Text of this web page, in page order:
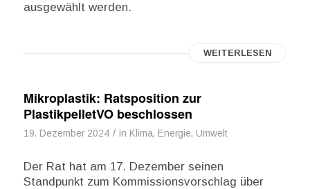
ausgewählt werden.
WEITERLESEN
Mikroplastik: Ratsposition zur
PlastikpelletVO beschlossen
19. Dezember 2024 / in Klima, Energie, Umwelt
Der Rat hat am 17. Dezember seinen
Standpunkt zum Kommissionsvorschlag über